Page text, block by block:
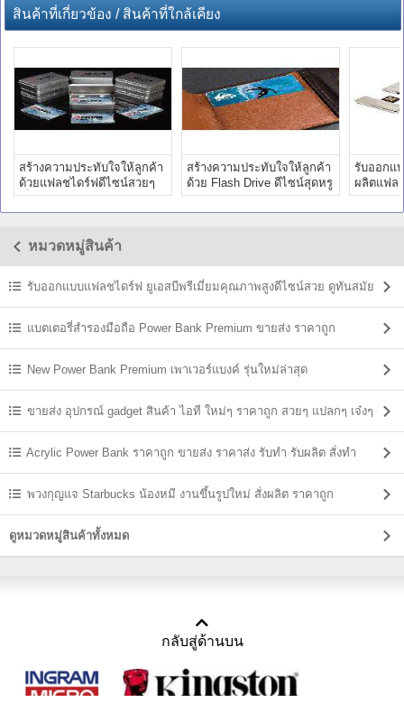
สินค้าที่เกี่ยวข้อง / สินค้าที่ใกล้เคียง
สร้างความประทับใจให้ลูกค้า
ด้วยแฟลชไดร์ฟดีไซน์สวยๆ
เป็นของแจก
สร้างความประทับใจให้ลูกค้า
ด้วย Flash Drive ดีไซน์สุดหรู
ราคาขายส่ง
รับออกแ
ผลิตแฟล
โลโก้ รา
หมวดหมู่สินค้า
รับออกแบบแฟลชไดร์ฟ ยูเอสบีพรีเมี่ยมคุณภาพสูงดีไซน์สวย ดูทันสมัย
แบตเตอรี่สำรองมือถือ Power Bank Premium ขายส่ง ราคาถูก
New Power Bank Premium เพาเวอร์แบงค์ รุ่นใหม่ล่าสุด
ขายส่ง อุปกรณ์ gadget สินค้า ไอที ใหม่ๆ ราคาถูก สวยๆ แปลกๆ เจ๋งๆ
Acrylic Power Bank ราคาถูก ขายส่ง ราคาส่ง รับทำ รับผลิต สั่งทำ
พวงกุญแจ Starbucks น้องหมี งานขึ้นรูปใหม่ สั่งผลิต ราคาถูก
ดูหมวดหมู่สินค้าทั้งหมด
กลับสู่ด้านบน